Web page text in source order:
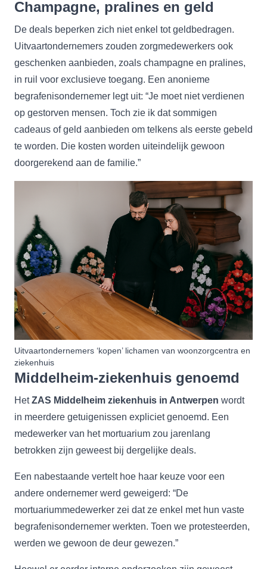
Champagne, pralines en geld
De deals beperken zich niet enkel tot geldbedragen.
Uitvaartondernemers zouden zorgmedewerkers ook
geschenken aanbieden, zoals champagne en pralines,
in ruil voor exclusieve toegang. Een anonieme
begrafenisondernemer legt uit: “Je moet niet verdienen
op gestorven mensen. Toch zie ik dat sommigen
cadeaus of geld aanbieden om telkens als eerste gebeld
te worden. Die kosten worden uiteindelijk gewoon
doorgerekend aan de familie.”
Uitvaartondernemers ‘kopen’ lichamen van woonzorgcentra en
ziekenhuis
Middelheim-ziekenhuis genoemd
HetZAS Middelheim ziekenhuis in Antwerpen wordt
in meerdere getuigenissen expliciet genoemd. Een
medewerker van het mortuarium zou jarenlang
betrokken zijn geweest bij dergelijke deals.
Een nabestaande vertelt hoe haar keuze voor een
andere ondernemer werd geweigerd: “De
mortuariummedewerker zei dat ze enkel met hun vaste
begrafenisondernemer werkten. Toen we protesteerden,
werden we gewoon de deur gewezen.”